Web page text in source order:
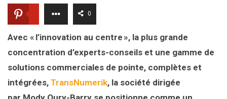
0
Avec « l’innovation au centre », la plus grande
concentration d’experts-conseils et une gamme de
solutions commerciales de pointe, complètes et
intégrées, TransNumerik, la société dirigée